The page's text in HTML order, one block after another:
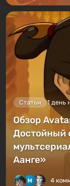
Статьи 1 день
Обзор
Достойный
Аанге»
4